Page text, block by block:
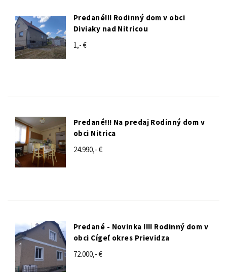
Predané!!! Rodinný dom v obci
Diviaky nad Nitricou
1,- €
Predané!!! Na predaj Rodinný dom v
obci Nitrica
24.990,- €
Predané - Novinka !!!! Rodinný dom v
obci Cígeľ okres Prievidza
72.000,- €